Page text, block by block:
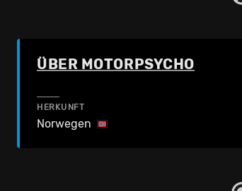
ÜBER MOTORPSYCHO
HERKUNFT
Norwegen